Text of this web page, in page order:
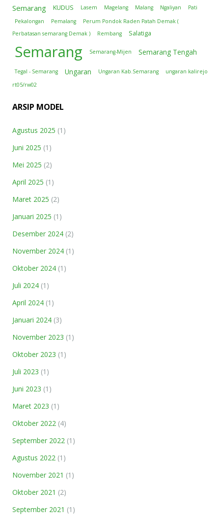
Semarang KUDUS Lasem Magelang Malang Ngaliyan
Pati
Pekalongan
Pemalang
Perum Pondok Raden Patah Demak (
Perbatasan semarang Demak )
Rembang Salatiga
Semarang Semarang-Mijen Semarang Tengah
Tegal - Semarang Ungaran Ungaran Kab.Semarang
ungaran kalirejo
rt05/rw02
ARSIP MODEL
Agustus 2025 (1)
Juni 2025 (1)
Mei 2025 (2)
April 2025 (1)
Maret 2025 (2)
Januari 2025 (1)
Desember 2024 (2)
November 2024 (1)
Oktober 2024 (1)
Juli 2024 (1)
April 2024 (1)
Januari 2024 (3)
November 2023 (1)
Oktober 2023 (1)
Juli 2023 (1)
Juni 2023 (1)
Maret 2023 (1)
Oktober 2022 (4)
September 2022 (1)
Agustus 2022 (1)
November 2021 (1)
Oktober 2021 (2)
September 2021 (1)